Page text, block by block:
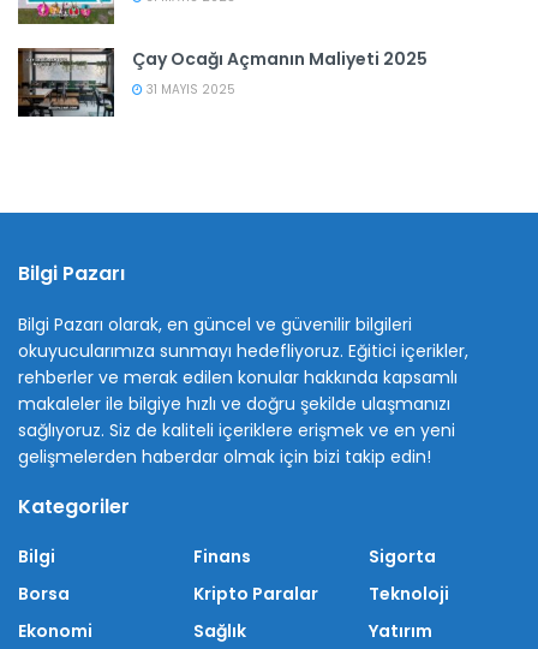
Çay Ocağı Açmanın Maliyeti 2025
31 MAYIS 2025
Bilgi Pazarı
Bilgi Pazarı olarak, en güncel ve güvenilir bilgileri
okuyucularımıza sunmayı hedefliyoruz. Eğitici içerikler,
rehberler ve merak edilen konular hakkında kapsamlı
makaleler ile bilgiye hızlı ve doğru şekilde ulaşmanızı
sağlıyoruz. Siz de kaliteli içeriklere erişmek ve en yeni
gelişmelerden haberdar olmak için bizi takip edin!
Kategoriler
Bilgi
Borsa
Ekonomi
Finans
Kripto Paralar
Sağlık
Sigorta
Teknoloji
Yatırım